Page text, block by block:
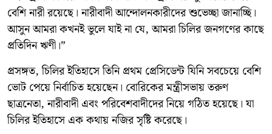
বেশি নারী রয়েছে। নারীবাদী আন্দোলনকারীদের শুভেচ্ছা জানাচ্ছি।
আসুন আমরা কখনই ভুলে যাই না যে, আমরা চিলির জনগণের কাছে
প্রতিদিন ঋণী।”
প্রসঙ্গত, চিলির ইতিহাসে তিনি প্রথম প্রেসিডেন্ট যিনি সবচেয়ে বেশি
ভোট পেয়ে নির্বাচিত হয়েছেন। বোরিকের মন্ত্রীসভায় তরুণ
ছাত্রনেতা, নারীবাদী এবং পরিবেশবাদীদের নিয়ে গঠিত হয়েছে। যা
চিলির ইতিহাসে এক কথায় নজির সৃষ্টি করেছে।